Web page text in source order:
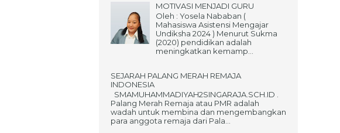
MOTIVASI MENJADI GURU
Oleh : Yosela Nababan (
Mahasiswa Asistensi Mengajar
Undiksha 2024 ) Menurut Sukma
(2020) pendidikan adalah
meningkatkan kemamp...
SEJARAH PALANG MERAH REMAJA
INDONESIA
SMAMUHAMMADIYAH2SINGARAJA.SCH.ID .
Palang Merah Remaja atau PMR adalah
wadah untuk membina dan mengembangkan
para anggota remaja dari Pala...